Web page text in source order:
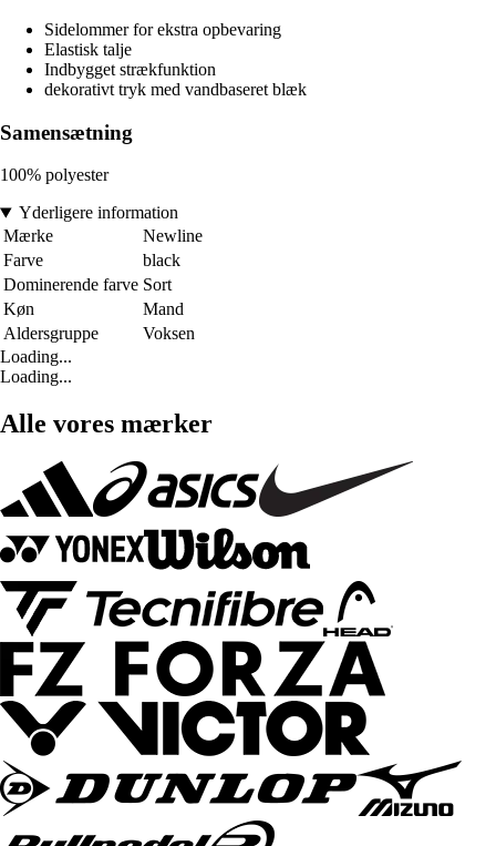
Sidelommer for ekstra opbevaring
Elastisk talje
Indbygget strækfunktion
dekorativt tryk med vandbaseret blæk
Samensætning
100% polyester
Yderligere information
Mærke
Newline
Farve
black
Dominerende farve Sort
Køn
Mand
Aldersgruppe
Voksen
Loading...
Loading...
Alle vores mærker